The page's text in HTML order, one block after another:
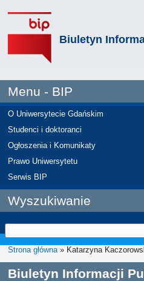
Biuletyn
Menu - BIP
O Uniwersytecie Gdańskim
Studenci i doktoranci
Ogłoszenia i Komunikaty
Prawo Uniwersytetu
Serwis BIP
Wyszukiwanie
Strona główna» Katarzyna
Biuletyn Informacji